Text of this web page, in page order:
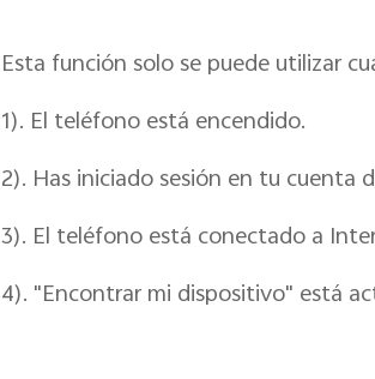
Esta función solo se puede utilizar
1). El teléfono está encendido.
2). Has iniciado sesión en tu cuenta
3). El teléfono está conectado a
4). "Encontrar mi dispositivo" está